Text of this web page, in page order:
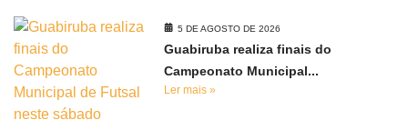
5 DE AGOSTO DE 2026
Guabiruba realiza finais do
Campeonato Municipal...
Ler mais »